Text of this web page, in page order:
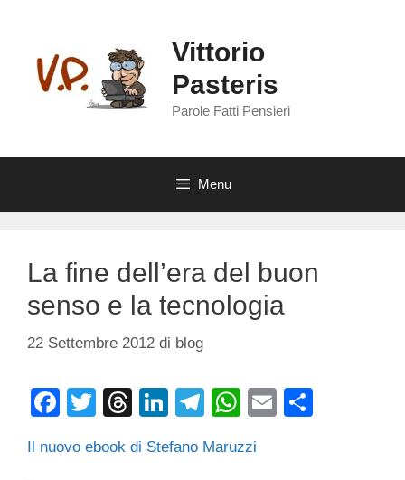
contenuto
Vittorio
Pasteris
Parole Fatti Pensieri
Menu
La fine dell’era del buon
senso e la tecnologia
22 Settembre 2012 di blog
F
c
T
tt
T
e
Li
k
T
e
W
at
E
Il nuovo ebook di Stefano Maruzzi